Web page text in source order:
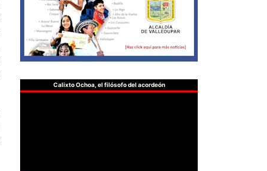
Calixto Ochoa, el filósofo del acordeón